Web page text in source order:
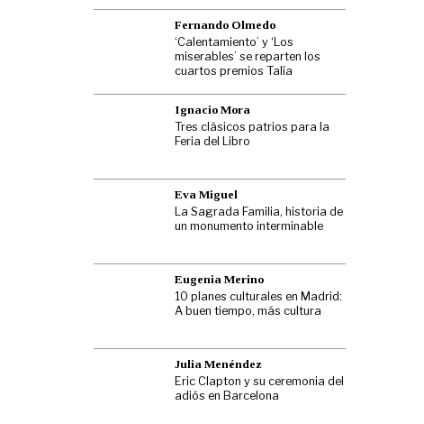
Fernando Olmedo
‘Calentamiento’ y ‘Los
miserables’ se reparten los
cuartos premios Talía
Ignacio Mora
Tres clásicos patrios para la
Feria del Libro
Eva Miguel
La Sagrada Familia, historia de
un monumento interminable
Eugenia Merino
10 planes culturales en Madrid:
A buen tiempo, más cultura
Julia Menéndez
Eric Clapton y su ceremonia del
adiós en Barcelona